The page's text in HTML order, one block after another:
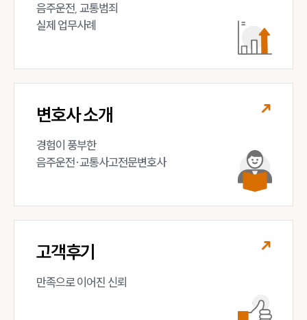
음주운전, 교통범죄
실제 업무사례
변호사 소개
경험이 풍부한
음주운전·교통사고전문변호사
고객후기
만족으로 이어진 신뢰